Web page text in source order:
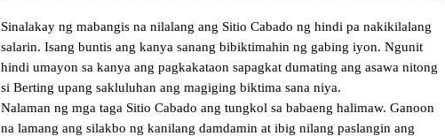
Sinalakay ng mabangis na nilalang ang Sitio Cabado ng hindi pa nakikilalang
salarin. Isang buntis ang kanya sanang bibiktimahin ng gabing iyon. Ngunit
hindi umayon sa kanya ang pagkakataon sapagkat dumating ang asawa nitong
si Berting upang sakluluhan ang magiging biktima sana niya.
Nalaman ng mga taga Sitio Cabado ang tungkol sa babaeng halimaw. Ganoon
na lamang ang silakbo ng kanilang damdamin at ibig nilang paslangin ang